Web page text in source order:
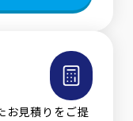
お見積りをご提